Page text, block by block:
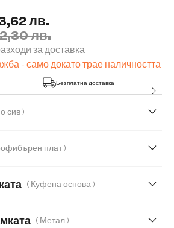
лв.
лв.
за доставка
- само докато трае наличността
Безплатна доставка
( Антрацитено сив )
( Микрофибърен плат )
( Куфена основа )
( Метал )